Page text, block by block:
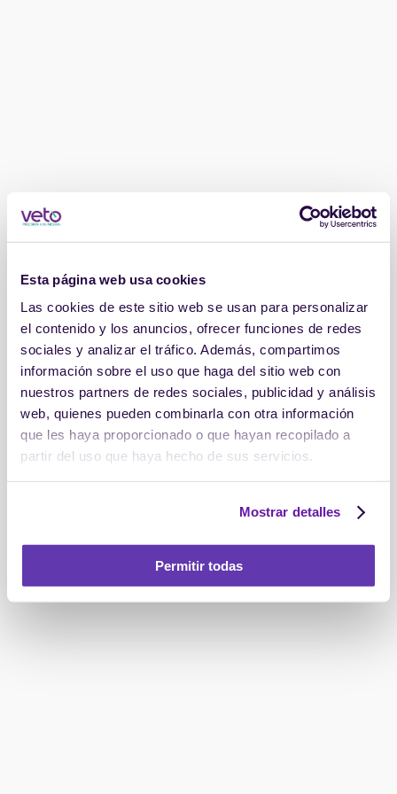
Esta página web usa cookies
Las cookies de este sitio web se usan para personalizar
el contenido y los anuncios, ofrecer funciones de redes
sociales y analizar el tráfico. Además, compartimos
información sobre el uso que haga del sitio web con
nuestros partners de redes sociales, publicidad y análisis
web, quienes pueden combinarla con otra información
que les haya proporcionado o que hayan recopilado a
partir del uso que haya hecho de sus servicios.
Mostrar detalles
Permitir todas